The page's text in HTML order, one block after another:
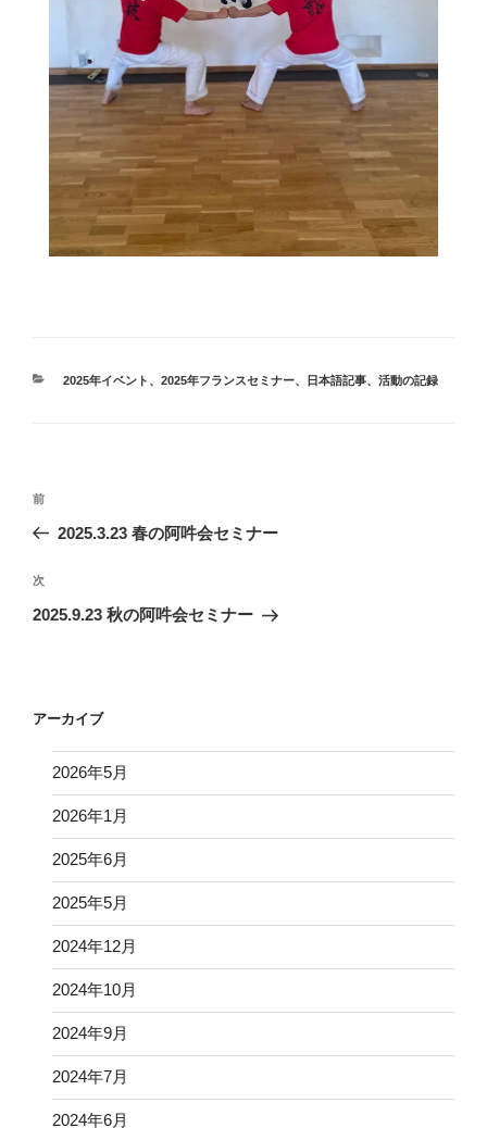
カ
2025年イベント 、 2025年フランスセミナー、 日本語記事、 活動の記録
投
ビ
ゲ
ン
前
の
稿
前
2025.3.23 春の阿吽会セミナー
次
の
次
2025.9.23 秋の阿吽会セミナー
アーカイブ
2026年5月
2026年1月
2025年6月
2025年5月
2024年12月
2024年10月
2024年9月
2024年7月
2024年6月